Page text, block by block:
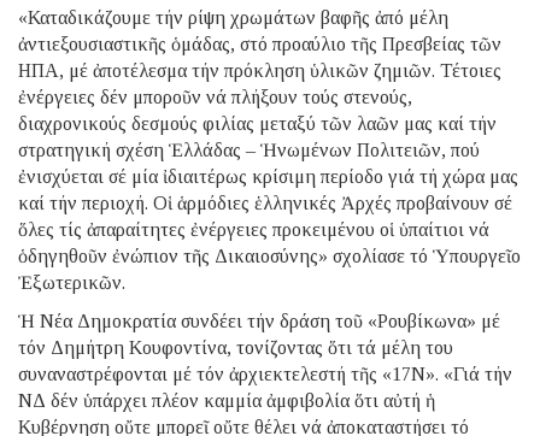
«Καταδικάζουμε τήν ρίψη χρωμάτων βαφῆς ἀπό μέλη
ἀντιεξουσιαστικῆς ὁμάδας, στό προαύλιο τῆς Πρεσβείας τῶν
ΗΠΑ, μέ ἀποτέλεσμα τήν πρόκληση ὑλικῶν ζημιῶν. Τέτοιες
ἐνέργειες δέν μποροῦν νά πλήξουν τούς στενούς,
διαχρονικούς δεσμούς φιλίας μεταξύ τῶν λαῶν μας καί τήν
στρατηγική σχέση Ἑλλάδας – Ἡνωμένων Πολιτειῶν, πού
ἐνισχύεται σέ μία ἰδιαιτέρως κρίσιμη περίοδο γιά τή χώρα μας
καί τήν περιοχή. Οἱ ἁρμόδιες ἑλληνικές Ἀρχές προβαίνουν σέ
ὅλες τίς ἀπαραίτητες ἐνέργειες προκειμένου οἱ ὑπαίτιοι νά
ὁδηγηθοῦν ἐνώπιον τῆς Δικαιοσύνης» σχολίασε τό Ὑπουργεῖο
Ἐξωτερικῶν.
Ἡ Νέα Δημοκρατία συνδέει τήν δράση τοῦ «Ρουβίκωνα» μέ
τόν Δημήτρη Κουφοντίνα, τονίζοντας ὅτι τά μέλη του
συναναστρέφονται μέ τόν ἀρχιεκτελεστή τῆς «17Ν». «Γιά τήν
ΝΔ δέν ὑπάρχει πλέον καμμία ἀμφιβολία ὅτι αὐτή ἡ
Κυβέρνηση οὔτε μπορεῖ οὔτε θέλει νά ἀποκαταστήσει τό